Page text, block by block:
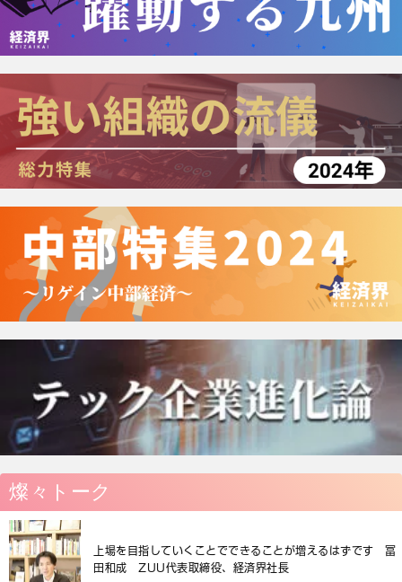
燦々トーク
上場を目指していくことでできることが増えるはずです 冨
田和成 ZUU代表取締役、経済界社長